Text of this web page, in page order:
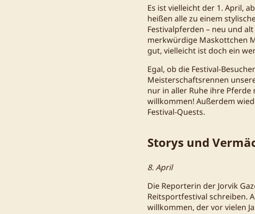
Es ist vielleicht der 1. April,
heißen alle zu einem
Festivalpferden – neu und
merkwürdige Maskottchen
gut, vielleicht ist doch ein
Egal, ob die Festival-
Meisterschaftsrennen
nur in aller Ruhe ihre
willkommen! Außerdem
Festival-Quests.
Storys und
8. April
Die Reporterin der Jorvik
Reitsportfestival schreiben.
willkommen, der vor vielen